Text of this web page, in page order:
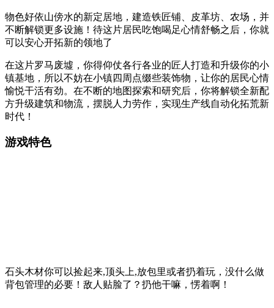
物色好依山傍水的新定居地，建造铁匠铺、皮革坊、农场，并
不断解锁更多设施！待这片居民吃饱喝足心情舒畅之后，你就
可以安心开拓新的领地了
在这片罗马废墟，你得仰仗各行各业的匠人打造和升级你的小
镇基地，所以不妨在小镇四周点缀些装饰物，让你的居民心情
愉悦干活有劲。在不断的地图探索和研究后，你将解锁全新配
方升级建筑和物流，摆脱人力劳作，实现生产线自动化拓荒新
时代！
游戏特色
石头木材你可以捡起来,顶头上,放包里或者扔着玩，没什么做
背包管理的必要！敌人贴脸了？扔他干嘛，愣着啊！